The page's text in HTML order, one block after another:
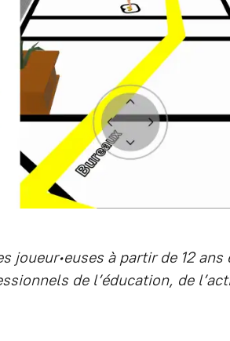
joueur∙euses à partir de 12
de l’éducation, de